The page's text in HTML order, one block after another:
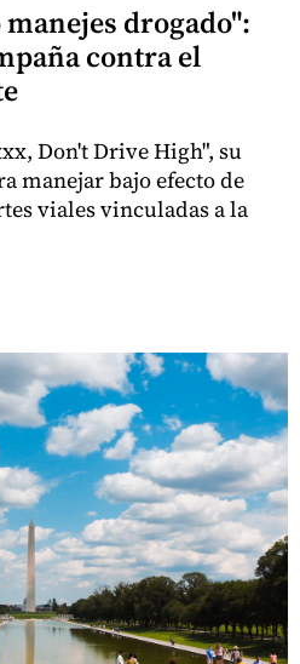
drogado":
contra el
Don't Drive High", su
manejar bajo efecto de
viales vinculadas a la